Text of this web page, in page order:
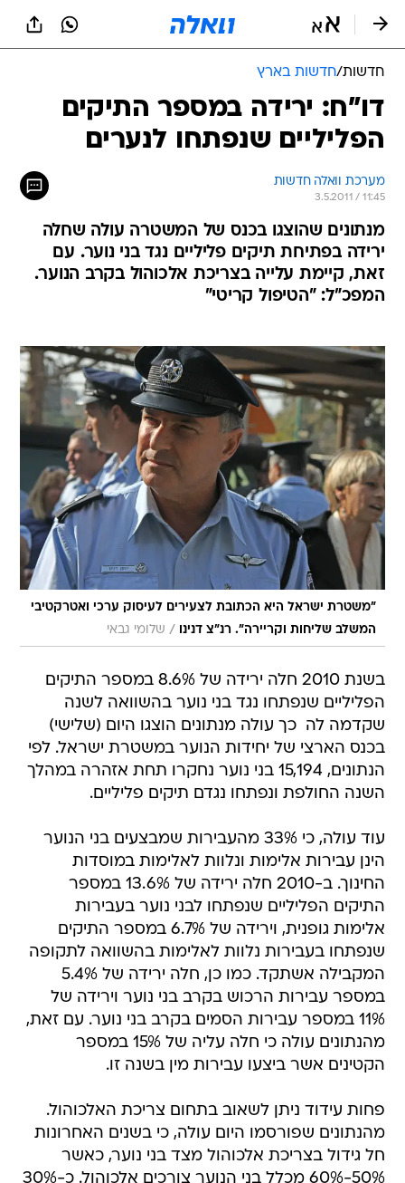
חדשות/חדשות בארץ
דו"ח: ירידה במספר התיקים
הפליליים שנפתחו לנערים
מערכת וואלה חדשות
3.5.2011 / 11:45
מנתונים שהוצגו בכנס של המשטרה עולה שחלה
ירידה בפתיחת תיקים פליליים נגד בני נוער. עם
זאת, קיימת עלייה בצריכת אלכוהול בקרב הנוער.
המפכ"ל: "הטיפול קריטי"
"משטרת ישראל היא הכתובת לצעירים לעיסוק ערכי ואטרקטיבי
המשלב שליחות וקריירה". רנ"צ דנינו
/ שלומי גבאי
בשנת 2010 חלה ירידה של 8.6% במספר התיקים
הפליליים שנפתחו נגד בני נוער בהשוואה לשנה
שקדמה לה  כך עולה מנתונים הוצגו היום (שלישי)
בכנס הארצי של יחידות הנוער במשטרת ישראל. לפי
הנתונים, 15,194 בני נוער נחקרו תחת אזהרה במהלך
השנה החולפת ונפתחו נגדם תיקים פליליים.
עוד עולה, כי 33% מהעבירות שמבצעים בני הנוער
הינן עבירות אלימות ונלוות לאלימות במוסדות
החינוך. ב-2010 חלה ירידה של 13.6% במספר
התיקים הפליליים שנפתחו לבני נוער בעבירות
אלימות גופנית, וירידה של 6.7% במספר התיקים
שנפתחו בעבירות נלוות לאלימות בהשוואה לתקופה
המקבילה אשתקד. כמו כן, חלה ירידה של 5.4%
במספר עבירות הרכוש בקרב בני נוער וירידה של
11% במספר עבירות הסמים בקרב בני נוער. עם זאת,
מהנתונים עולה כי חלה עליה של 15% במספר
הקטינים אשר ביצעו עבירות מין בשנה זו.
פחות עידוד ניתן לשאוב בתחום צריכת האלכוהול.
מהנתונים שפורסמו היום עולה, כי בשנים האחרונות
חל גידול בצריכת אלכוהול מצד בני נוער, כאשר
50%-60% מכלל בני הנוער צורכים אלכוהול. כ-30%